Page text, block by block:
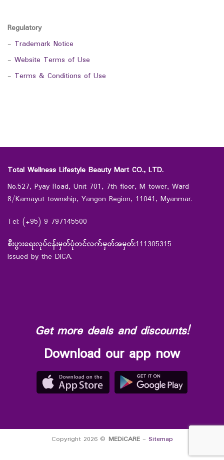
Regulatory
- Trademark Notice
- Website Terms of Use
- Terms & Conditions of Use
Total Wellness Lifestyle Beauty Mart CO., LTD.
No.527, Pyay Road, Unit 701, 7th floor, M tower, Ward
8/Kamayut township, Yangon Region, 11041, Myanmar.
Tel: (+95) 9 797145500
စီးပွားရေးလုပ်ငန်းမှတ်ပုံတင်လက်မှတ်အမှတ်:111305315
Issued by the DICA.
Get more deals and discounts!
Download our app now
Copyright 2026 © MEDiCARE- Sitemap